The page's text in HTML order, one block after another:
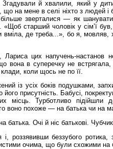
Згадували й хвалили, який у
що на мене в селі ніхто з людей
зверталися — як
«Щоб старший чоловік у сім’ї
вміла, де треба...», бо я, мовляв,
Лариса цих напучень-
вона в суперечку не
коли щось не по її.
із усіх боків подушками,
присутність. Бабусі,
місць. Турботливо підійшли
воно похоже — на батька чи на
батька. Очі й ніс батькові.
і, роззявивши беззубого
очима, що були схожими на